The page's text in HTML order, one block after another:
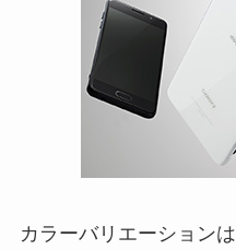
カラーバリエーションは